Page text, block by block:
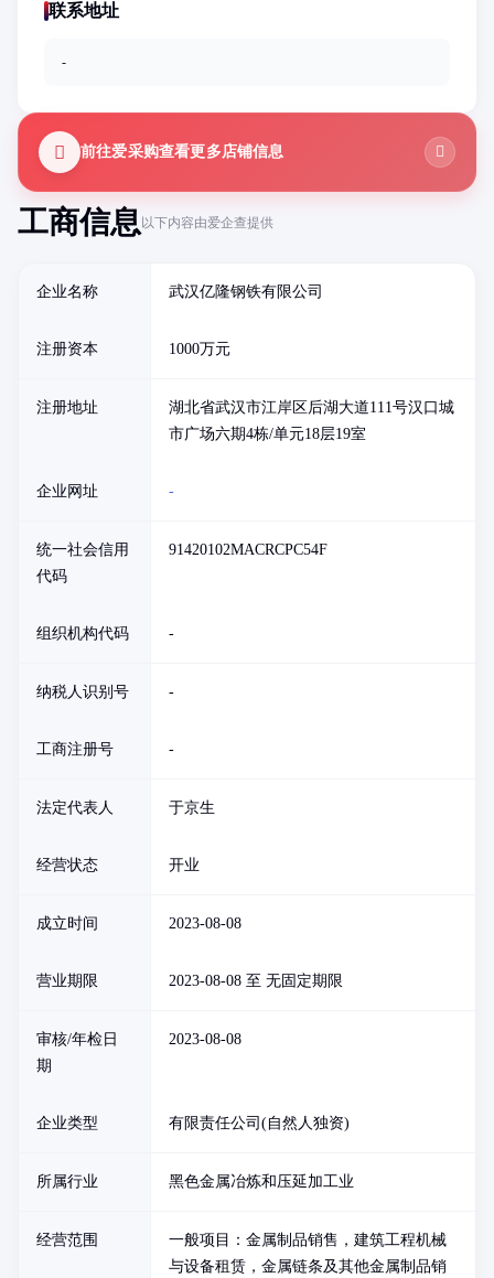
工商信息以下内容由爱企查提供
企业名称 武汉亿隆钢铁有限公司
注册资本 1000万元
注册地址
湖北省武汉市江岸区后湖大道111号汉口城
市广场六期4栋/单元18层19室
企业网址 -
统一社会信用
代码
91420102MACRCPC54F
组织机构代码 -
纳税人识别号 -
工商注册号 -
法定代表人 于京生
经营状态 开业
成立时间 2023-08-08
营业期限 2023-08-08 至 无固定期限
审核/年检日
期
2023-08-08
企业类型 有限责任公司(自然人独资)
所属行业 黑色金属冶炼和压延加工业
经营范围
一般项目：金属制品销售，建筑工程机械
与设备租赁，金属链条及其他金属制品销
联系地址
-
前往爱采购查看更多店铺信息